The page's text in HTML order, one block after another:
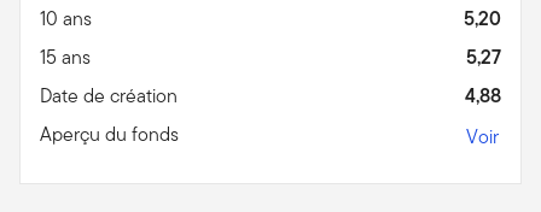
10 ans
5,20
15 ans
5,27
Date de création
4,88
Aperçu du fonds
Voir